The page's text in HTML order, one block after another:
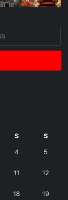
S S
4 5
11 12
18 19